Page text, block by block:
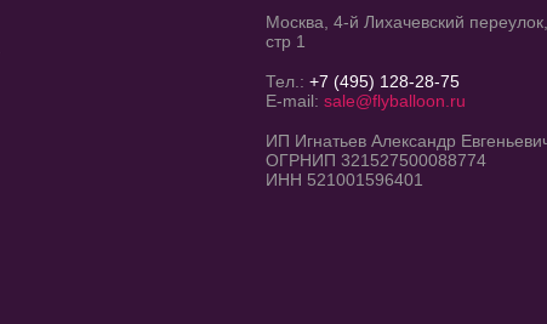
Москва, 4-й Лихачевский
стр 1
Тел.:+7 (495) 128-28-75
E-mail:sale@flyballoon.ru
ИП Игнатьев Александр
ОГРНИП 321527500088774
ИНН 521001596401